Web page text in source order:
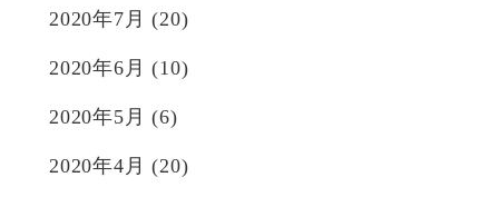
2020年7月 (20)
2020年6月 (10)
2020年5月 (6)
2020年4月 (20)